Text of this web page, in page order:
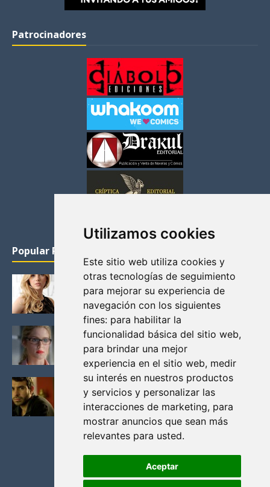
Utilizamos cookies
Este sitio web utiliza cookies y
otras tecnologías de seguimiento
para mejorar su experiencia de
navegación con los siguientes
fines: para habilitar la
funcionalidad básica del sitio web,
para brindar una mejor
experiencia en el sitio web, medir
su interés en nuestros productos
y servicios y personalizar las
interacciones de marketing, para
mostrar anuncios que sean más
relevantes para usted.
Aceptar
Patrocinadores
Popular Posts
KATHERYN WINNICK: LA ACTRIZ MAS GUAPA DE
VIKINGOS
Junio 14, 2013
FELICITY (EMILY BETT RICKARDS), LAS FOTOS
MAS BONITAS DE LA ALIADA DE ARROW
Noviembre 30, 2013
BLACK MIRROR: TODA TU HISTORIA. EPISODIO 3.
LA CRITICA
Mayo 17, 2012